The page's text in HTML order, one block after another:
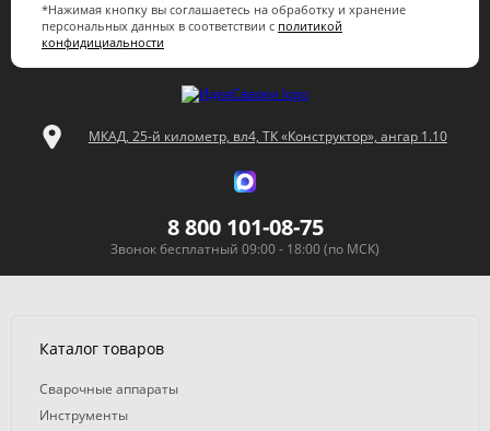
*Нажимая кнопку вы соглашаетесь на обработку и хранение
персональных данных в соответствии с политикой
конфидициальности
МКАД, 25-й километр, вл4, ТК «Конструктор», ангар 1.10
8 800 101-08-75
Звонок бесплатный 09:00 - 18:00 (по МСК)
Каталог товаров
Сварочные аппараты
Инструменты